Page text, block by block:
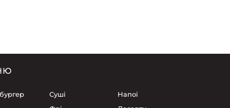
Суші
Напої